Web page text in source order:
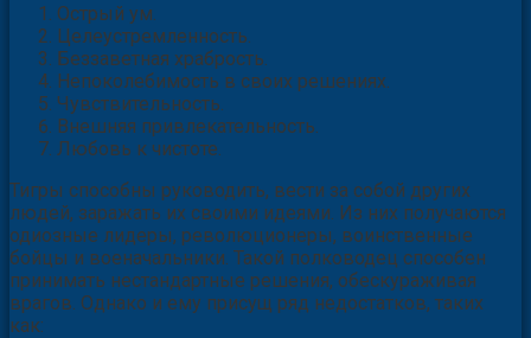
Острый ум.
Целеустремленность.
Беззаветная храбрость.
Непоколебимость в своих решениях.
Чувствительность.
Внешняя привлекательность.
Любовь к чистоте.
Тигры способны руководить, вести за собой других
людей, заражать их своими идеями. Из них получаются
одиозные лидеры, революционеры, воинственные
бойцы и военачальники. Такой полководец способен
принимать нестандартные решения, обескураживая
врагов. Однако и ему присущ ряд недостатков, таких
как: